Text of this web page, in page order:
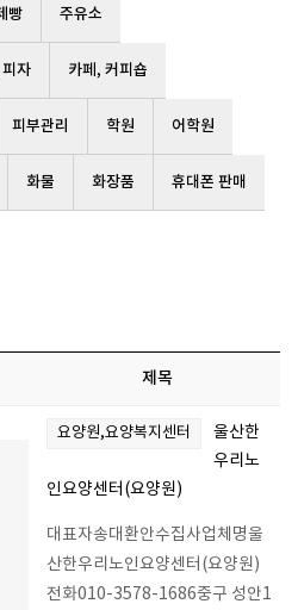
빵 주유소
자 카페, 커피숍
피부관리 학원 어학원
화물 화장품 휴대폰 판매
제목
요양원,요양복지센터
울산한
우리노
인요양센터(요양원)
대표자송대환안수집사업체명울
산한우리노인요양센터(요양원)
전화010-3578-1686중구 성안1